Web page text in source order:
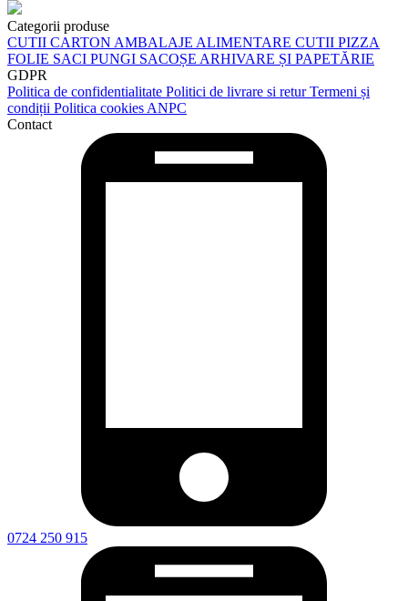
Categorii produse
CUTII CARTON AMBALAJE ALIMENTARE CUTII PIZZA
FOLIE SACI PUNGI SACOȘE ARHIVARE ȘI PAPETĂRIE
GDPR
Politica de confidentialitate Politici de livrare si returTermeni și
condiții Politica cookies ANPC
Contact
0724 250 915